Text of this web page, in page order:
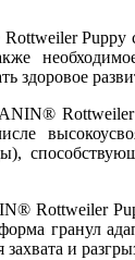
Puppy
здоровое
Rottweiler
Rottweiler
гранул
и